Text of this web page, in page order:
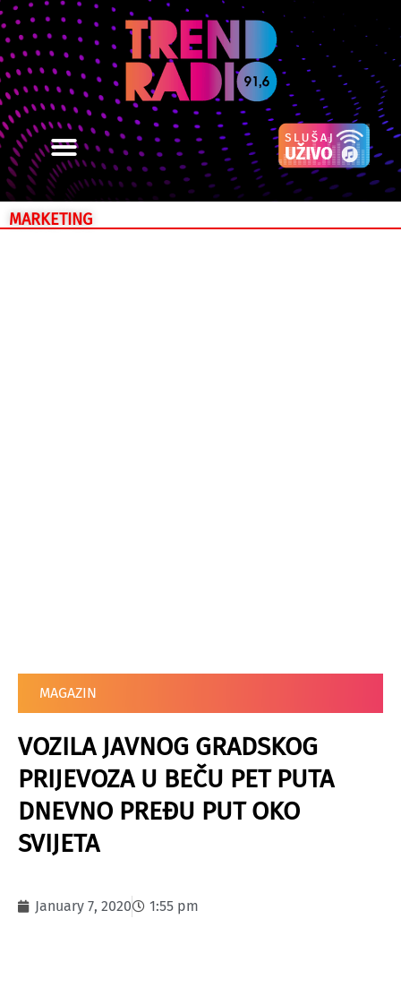
MARKETING
MAGAZIN
VOZILA JAVNOG GRADSKOG
PRIJEVOZA U BEČU PET PUTA
DNEVNO PREĐU PUT OKO
SVIJETA
January 7, 2020 1:55 pm